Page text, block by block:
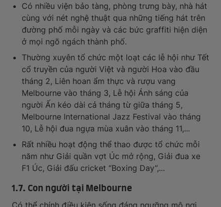
Có nhiều viện bảo tàng, phòng trưng bày, nhà hát
cùng với nét nghệ thuật qua những tiếng hát trên
đường phố mỗi ngày và các bức graffiti hiện diện
ở mọi ngõ ngách thành phố.
Thường xuyên tổ chức một loạt các lễ hội như Tết
cổ truyền của người Việt và người Hoa vào đầu
tháng 2, Liên hoan ẩm thực và rượu vang
Melbourne vào tháng 3, Lễ hội Ánh sáng của
người Ấn kéo dài cả tháng từ giữa tháng 5,
Melbourne International Jazz Festival vào tháng
10, Lễ hội đua ngựa mùa xuân vào tháng 11,...
Rất nhiều hoạt động thể thao được tổ chức mỗi
năm như Giải quần vợt Úc mở rộng, Giải đua xe
F1 Úc, Giải đấu cricket “Boxing Day”,...
1.7. Con người tại Melbourne
Có thể chính điều kiện sống đáng ngưỡng mộ nơi